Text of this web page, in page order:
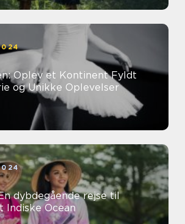
Oplev et Kontinent Fyldt
og Unikke Oplevelser
dybdegående rejse til
Indiske Ocean